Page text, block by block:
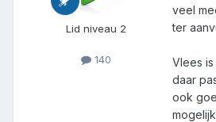
Lid niveau 2
140
veel
ter
Vlees
daar
ook